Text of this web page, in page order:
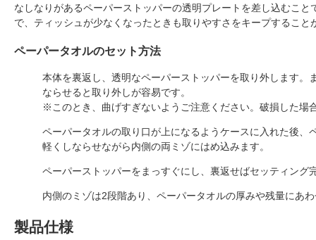
なしなりがあるペーパーストッパーの透明プレートを差し込むこ
で、ティッシュが少なくなったときも取りやすさをキープすること
ペーパータオルのセット方法
本体を裏返し、透明なペーパーストッパーを取り外します
ならせると取り外しが容易です。
※このとき、曲げすぎないようご注意ください。破損した場
ペーパータオルの取り口が上になるようケースに入れた後
軽くしならせながら内側の両ミゾにはめ込みます。
ペーパーストッパーをまっすぐにし、裏返せばセッティング
内側のミゾは2段階あり、ペーパータオルの厚みや残量にあ
製品仕様